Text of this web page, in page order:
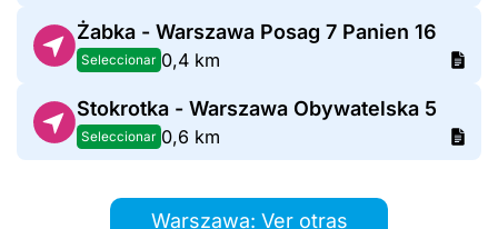
Żabka - Warszawa Posag 7 Panien 16
Seleccionar 0,4 km
Stokrotka - Warszawa Obywatelska 5
Seleccionar 0,6 km
Warszawa: Ver otras